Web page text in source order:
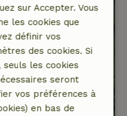
sur Accepter. Vous
les cookies que
définir vos
des cookies. Si
seuls les cookies
seront
vos préférences à
en bas de